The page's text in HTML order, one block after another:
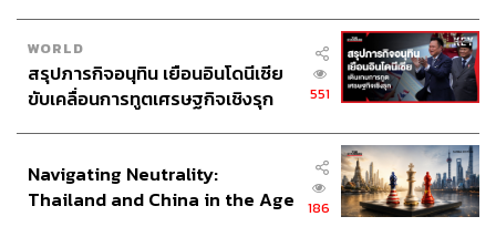
WORLD
สรุปภารกิจอนุทิน เยือนอินโดนีเซีย
ขับเคลื่อนการทูตเศรษฐกิจเชิงรุก
551
Navigating Neutrality:
Thailand and China in the Age
186